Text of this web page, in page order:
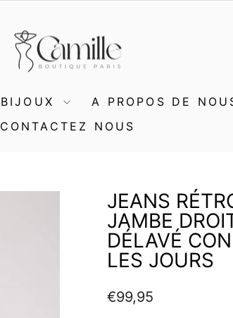
BIJOUX A PROPOS DE
CONTACTEZ NOUS
JEANS
JAMBE
DÉLAVÉ
LES JOURS
Prix
€99,95